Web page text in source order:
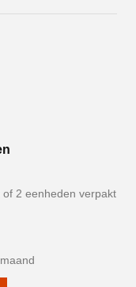
2 eenheden verpakt